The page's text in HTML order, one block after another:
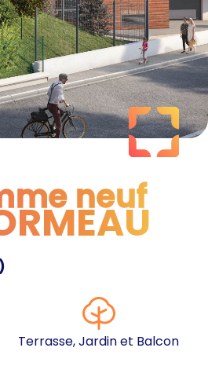
neuf
neuf
)
Terrasse, Jardin et Balcon